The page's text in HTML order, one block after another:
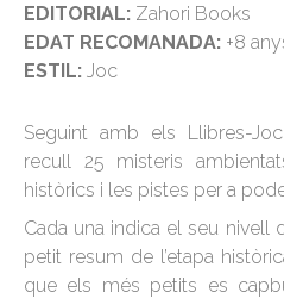
EDITORIAL: Zahori Books
EDAT RECOMANADA: +8
ESTIL: Joc
Seguint amb els Llibres-
recull 25 misteris
històrics i les pistes per a
Cada una indica el seu nivell
petit resum de l’etapa
que els més petits es